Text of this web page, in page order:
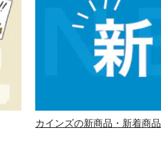
カインズの新商品・新着商品